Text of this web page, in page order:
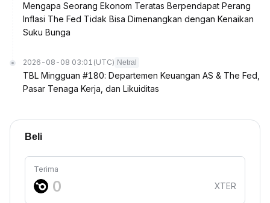
Mengapa Seorang Ekonom Teratas Berpendapat Perang
Inflasi The Fed Tidak Bisa Dimenangkan dengan Kenaikan
Suku Bunga
2026-08-08 03:01 (UTC) Netral
TBL Mingguan #180: Departemen Keuangan AS & The Fed,
Pasar Tenaga Kerja, dan Likuiditas
Beli
Terima
XTER